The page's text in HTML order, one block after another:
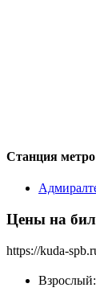
Станция метро
Цены на
https://kuda-
Взрослый: